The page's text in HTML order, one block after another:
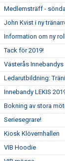
Medlemsträff -
John Kvist i ny
Information om ny
Tack för 2019!
Västerås
Ledarutbildning:
Innebandy LEKIS
Bokning av stora
Seriesegrare!
Kiosk Klövernhallen
VIB Hoodie